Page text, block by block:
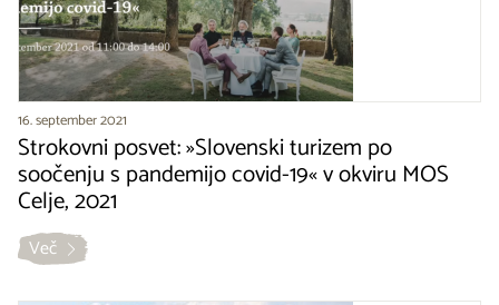
16. september 2021
Strokovni posvet: »Slovenski turizem po
soočenju s pandemijo covid-19« v okviru MOS
Celje, 2021
Več